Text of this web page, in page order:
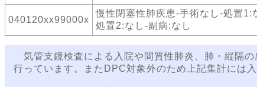
040120xx99000x
慢性閉塞性肺疾患-手術なし-処置1:
処置2:なし-副病:なし
気管支鏡検査による入院や間質性肺炎、肺・縦隔
行っています。またDPC対象外のため上記集計には